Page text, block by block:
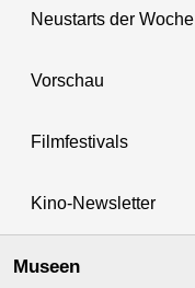
Neustarts der Woche
Vorschau
Filmfestivals
Kino-Newsletter
Museen